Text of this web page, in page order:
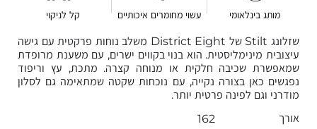
מותג בינלאומי עשוי מחומרים איכותיים קל לניקוי
שזלונג Stilt של District Eight משלב נוחות פרקטית עם גישה
עיצובית מינימליסטית. הוא בנוי בקווים ישרים, עם משענת מרופדת
שמאפשרת שכיבה חלקית או מנוחה קצרה. מתכת, עץ וריפוד
נפגשים כאן בצורה נקייה, עם נוכחות שקטה שמתאימה גם לסלון
מודרני וגם לפינה פרטית יותר.
אורך
162